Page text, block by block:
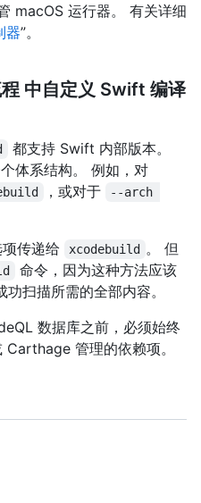
macOS 运行器。 有关详细
器”。
中自定义 Swift 编译
都支持 Swift 内部版本。
体系结构。 例如，对
，或对于
--arch
传递给 xcodebuild 。 但
命令，因为这种方法应该
扫描所需的全部内容。
数据库之前，必须始终
管理的依赖项。